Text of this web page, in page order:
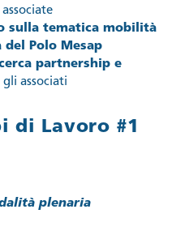
sulla tematica mobilità
Polo Mesap
partnership e
associati
di Lavoro #1
plenaria